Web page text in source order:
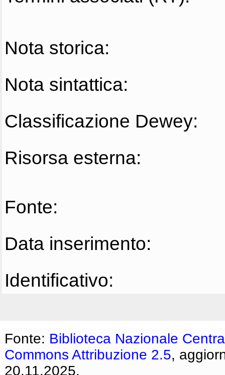
Nota storica:
Nota sintattica:
Classificazione Dewey:
Risorsa esterna:
Fonte:
Data inserimento:
Identificativo:
Fonte: Biblioteca Nazionale
Commons Attribuzione 2.5,
20.11.2025.